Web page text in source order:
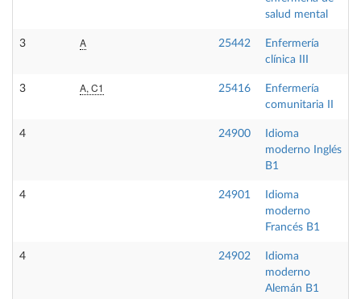
salud mental
3 A 25442
Enfermería
clínica III
3 A, C1 25416
Enfermería
comunitaria II
4 24900
Idioma
moderno Inglés
B1
4 24901
Idioma
moderno
Francés B1
4 24902
Idioma
moderno
Alemán B1